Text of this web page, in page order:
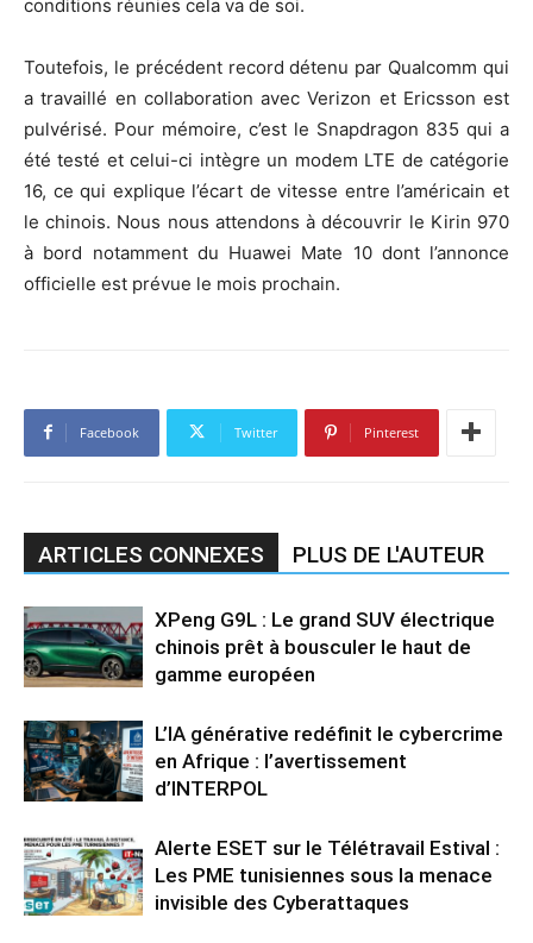
conditions réunies cela va de soi.
Toutefois, le précédent record détenu par Qualcomm qui
a travaillé en collaboration avec Verizon et Ericsson est
pulvérisé. Pour mémoire, c’est le Snapdragon 835 qui a
été testé et celui-ci intègre un modem LTE de catégorie
16, ce qui explique l’écart de vitesse entre l’américain et
le chinois. Nous nous attendons à découvrir le Kirin 970
à bord notamment du Huawei Mate 10 dont l’annonce
officielle est prévue le mois prochain.
Facebook Twitter Pinterest
ARTICLES CONNEXES PLUS DE L'AUTEUR
XPeng G9L : Le grand SUV électrique
chinois prêt à bousculer le haut de
gamme européen
L’IA générative redéfinit le cybercrime
en Afrique : l’avertissement
d’INTERPOL
Alerte ESET sur le Télétravail Estival :
Les PME tunisiennes sous la menace
invisible des Cyberattaques